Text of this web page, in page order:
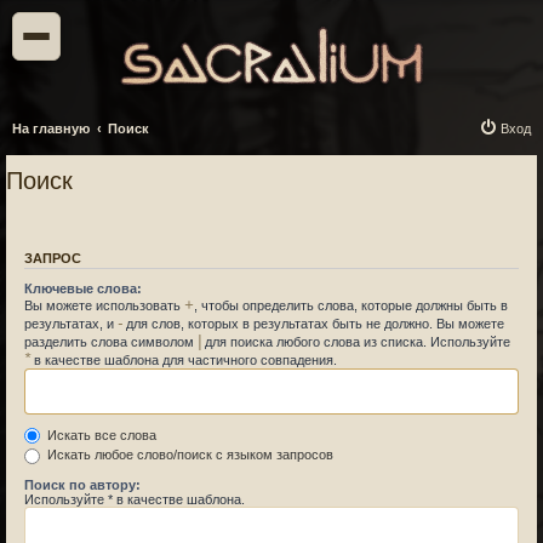
На главную Поиск Вход
Поиск
ЗАПРОС
Ключевые слова:
Вы можете использовать + , чтобы определить слова, которые должны быть в
результатах, и - для слов, которых в результатах быть не должно. Вы можете
разделить слова символом | для поиска любого слова из списка. Используйте
*в качестве шаблона для частичного совпадения.
Искать все слова
Искать любое слово/поиск с языком запросов
Поиск по автору:
Используйте * в качестве шаблона.